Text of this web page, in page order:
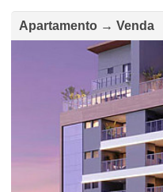
Apartamento → Venda